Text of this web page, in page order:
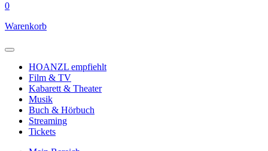
0
Warenkorb
HOANZL empfiehlt
Film & TV
Kabarett & Theater
Musik
Buch & Hörbuch
Streaming
Tickets